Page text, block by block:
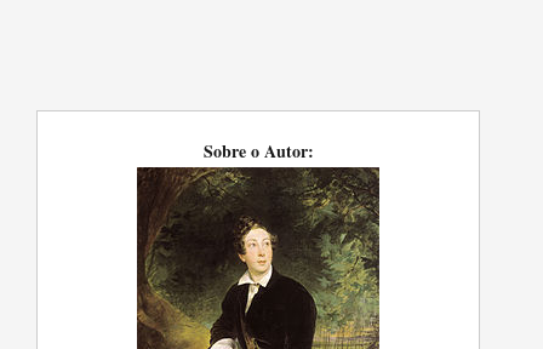
Sobre o Autor: